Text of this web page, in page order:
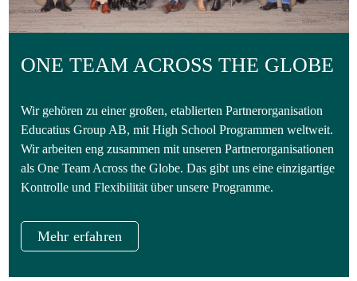
ONE TEAM ACROSS THE GLOBE
Wir gehören zu einer großen, etablierten Partnerorganisation
Educatius Group AB, mit High School Programmen weltweit.
Wir arbeiten eng zusammen mit unseren Partnerorganisationen
als One Team Across the Globe. Das gibt uns eine einzigartige
Kontrolle und Flexibilität über unsere Programme.
Mehr erfahren